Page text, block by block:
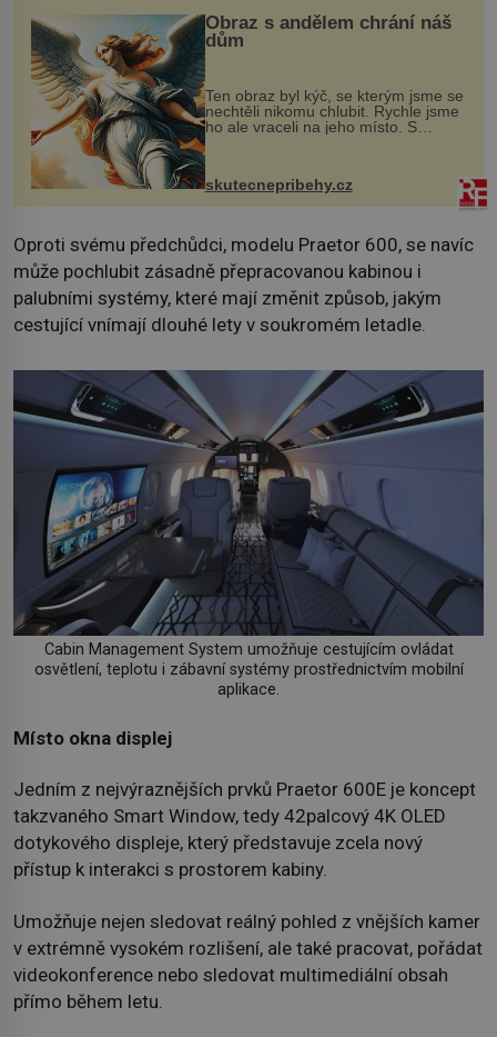
Obraz s andělem chrání náš
dům
Ten obraz byl kýč, se kterým jsme se
nechtěli nikomu chlubit. Rychle jsme
ho ale vraceli na jeho místo. S
manželem Vaškem jsme si pořídili
chaloupku, takový domek na severu
Čech, kde jsme si naplánova...
skutecnepribehy.cz
Oproti svému předchůdci, modelu Praetor 600, se navíc
může pochlubit zásadně přepracovanou kabinou i
palubními systémy, které mají změnit způsob, jakým
cestující vnímají dlouhé lety v soukromém letadle.
Cabin Management System umožňuje cestujícím ovládat
osvětlení, teplotu i zábavní systémy prostřednictvím mobilní
aplikace.
Místo okna displej
Jedním z nejvýraznějších prvků Praetor 600E je koncept
takzvaného Smart Window, tedy 42palcový 4K OLED
dotykového displeje, který představuje zcela nový
přístup k interakci s prostorem kabiny.
Umožňuje nejen sledovat reálný pohled z vnějších kamer
v extrémně vysokém rozlišení, ale také pracovat, pořádat
videokonference nebo sledovat multimediální obsah
přímo během letu.